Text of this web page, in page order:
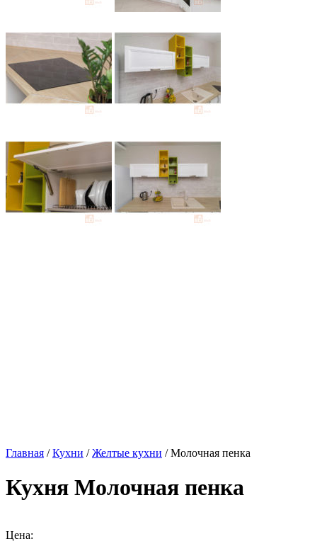
Главная /Кухни /Желтые кухни / Молочная пенка
Кухня Молочная пенка
Цена: